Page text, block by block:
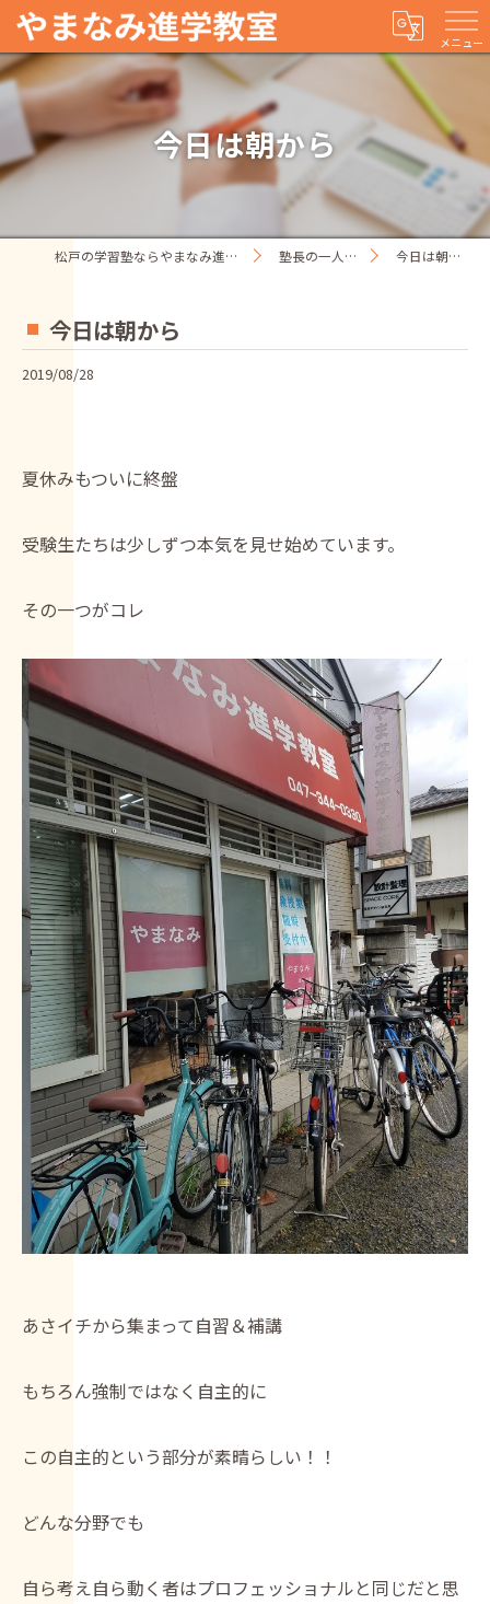
メニュー
今日は朝から
松戸の学習塾ならやまなみ進学教室 塾長の一人ごと 今日は朝から
今日は朝から
2019/08/28
夏休みもついに終盤
受験生たちは少しずつ本気を見せ始めています。
その一つがコレ
あさイチから集まって自習＆補講
もちろん強制ではなく自主的に
この自主的という部分が素晴らしい！！
どんな分野でも
自ら考え自ら動く者はプロフェッショナルと同じだと思